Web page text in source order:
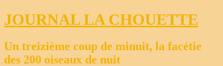
Aller
au
JOURNAL LA CHOUETTE
Un treizième coup de minuit, la facétie
des 200 oiseaux de nuit